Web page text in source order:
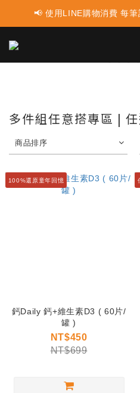
📢 蛋白點心新上市
📢 使用LINE購物消費 每
📢 蛋白點心新上市
多件組任意搭專區 |
商品排序
100%還原童年回憶
鈣Daily 鈣+維生素D3 ( 60片/
罐 )
NT$450
NT$699